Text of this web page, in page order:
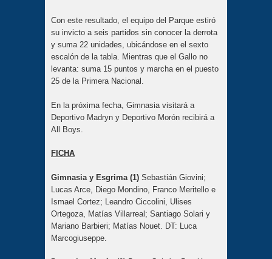
Con este resultado, el equipo del Parque estiró
su invicto a seis partidos sin conocer la derrota
y suma 22 unidades, ubicándose en el sexto
escalón de la tabla. Mientras que el Gallo no
levanta: suma 15 puntos y marcha en el puesto
25 de la Primera Nacional.
En la próxima fecha, Gimnasia visitará a
Deportivo Madryn y Deportivo Morón recibirá a
All Boys.
FICHA
Gimnasia y Esgrima (1) Sebastián Giovini;
Lucas Arce, Diego Mondino, Franco Meritello e
Ismael Cortez; Leandro Ciccolini, Ulises
Ortegoza, Matías Villarreal; Santiago Solari y
Mariano Barbieri; Matías Nouet. DT: Luca
Marcogiuseppe.